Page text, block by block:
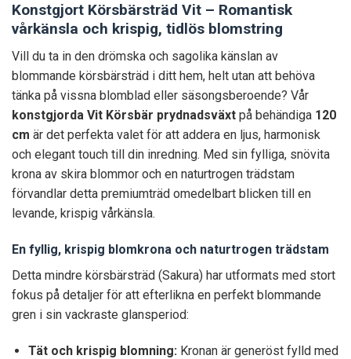
Konstgjort Körsbärsträd Vit – Romantisk
vårkänsla och krispig, tidlös blomstring
Vill du ta in den drömska och sagolika känslan av
blommande körsbärsträd i ditt hem, helt utan att behöva
tänka på vissna blomblad eller säsongsberoende? Vår
konstgjorda Vit Körsbär prydnadsväxt på behändiga 120
cm är det perfekta valet för att addera en ljus, harmonisk
och elegant touch till din inredning. Med sin fylliga, snövita
krona av skira blommor och en naturtrogen trädstam
förvandlar detta premiumträd omedelbart blicken till en
levande, krispig vårkänsla.
En fyllig, krispig blomkrona och naturtrogen trädstam
Detta mindre körsbärsträd (Sakura) har utformats med stort
fokus på detaljer för att efterlikna en perfekt blommande
gren i sin vackraste glansperiod:
Tät och krispig blomning: Kronan är generöst fylld med